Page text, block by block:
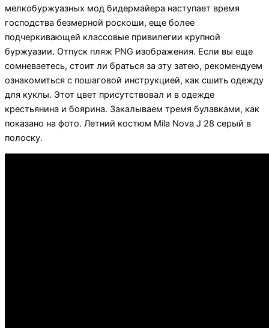
мелкобуржуазных мод бидермайера наступает время
господства безмерной роскоши, еще более
подчеркивающей классовые привилегии крупной
буржуазии. Отпуск пляж PNG изображения. Если вы еще
сомневаетесь, стоит ли браться за эту затею, рекомендуем
ознакомиться с пошаговой инструкцией, как сшить одежду
для куклы. Этот цвет присутствовал и в одежде
крестьянина и боярина. Закалываем тремя булавками, как
показано на фото. Летний костюм Mila Nova J 28 серый в
полоску.